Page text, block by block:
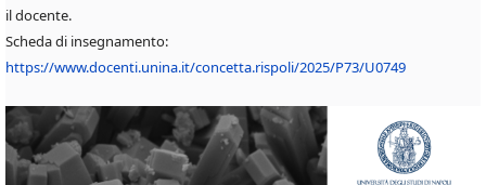
il docente.
Scheda di insegnamento:
https://www.docenti.unina.it/concetta.rispoli/2025/P73/U0749